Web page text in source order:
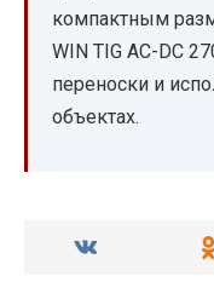
компактным
WIN TIG AC-DC
переноски и
объектах.